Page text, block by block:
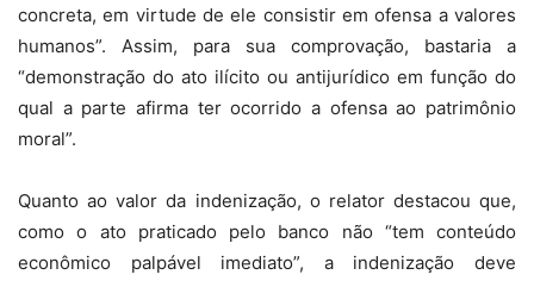
concreta, em virtude de ele consistir em ofensa a valores
humanos”. Assim, para sua comprovação, bastaria a
“demonstração do ato ilícito ou antijurídico em função do
qual a parte afirma ter ocorrido a ofensa ao patrimônio
moral”.
Quanto ao valor da indenização, o relator destacou que,
como o ato praticado pelo banco não “tem conteúdo
econômico palpável imediato”, a indenização deve